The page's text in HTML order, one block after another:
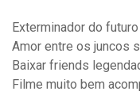
Exterminador do
Amor entre os juncos
Baixar friends
Filme muito bem